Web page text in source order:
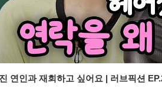
연인과 재회하고 싶어요 | 러브픽션